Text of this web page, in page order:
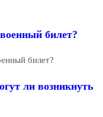
билет?
билет?
ли возникнуть